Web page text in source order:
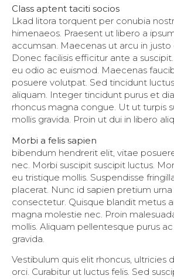
Class aptent taciti socios
Lkad litora torquent per conubia
himenaeos. Praesent ut libero a
accumsan. Maecenas ut arcu in
Donec facilisis efficitur ante a
eu odio ac euismod. Maecenas
posuere volutpat. Sed tincidunt
aliquam. Integer tincidunt purus et
rhoncus magna congue. Ut ut turpis
mollis gravida. Proin ut dui in libero
Morbi a felis sapien
bibendum hendrerit elit, vitae
nec. Morbi suscipit suscipit luctus.
eu tristique mollis. Suspendisse
placerat. Nunc id sapien pretium
consectetur. Quisque blandit metus
magna molestie nec. Proin
mollis. Aliquam pellentesque purus
gravida.
Vestibulum quis elit rhoncus, ultricies
orci. Curabitur ut luctus felis. Sed